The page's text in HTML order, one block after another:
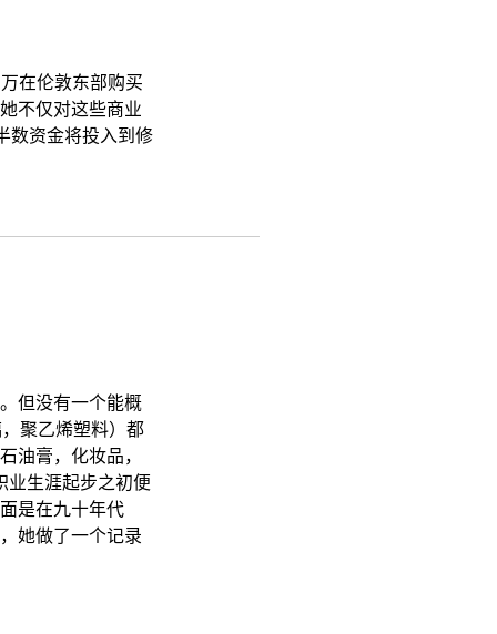
在伦敦东部购买
不仅对这些商业
数资金将投入到修
但没有一个能概
聚乙烯塑料）都
油膏，化妆品，
业生涯起步之初便
是在九十年代
她做了一个记录